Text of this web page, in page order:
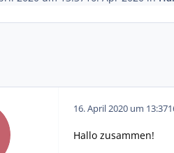
16. April 2020 um 13:37
Hallo zusammen!